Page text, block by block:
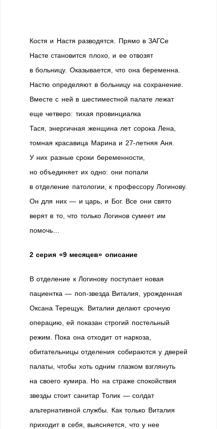
Костя и Настя разводятся. Прямо в ЗАГСе
Насте становится плохо, и ее отвозят
в больницу. Оказывается, что она беременна.
Настю определяют в больницу на сохранение.
Вместе с ней в шестиместной палате лежат
еще четверо: тихая провинциалка
Тася, энергичная женщина лет сорока Лена,
томная красавица Марина и 27-летняя Аня.
У них разные сроки беременности,
но объединяет их одно: они попали
в отделение патологии, к профессору Логинову.
Он для них — и царь, и Бог. Все они свято
верят в то, что только Логинов сумеет им
помочь…
2 серия «9 месяцев» описание
В отделение к Логинову поступает новая
пациентка — поп-звезда Виталия, урожденная
Оксана Терещук. Виталии делают срочную
операцию, ей показан строгий постельный
режим. Пока она отходит от наркоза,
обитательницы отделения собираются у дверей
палаты, чтобы хоть одним глазком взглянуть
на своего кумира. Но на страже спокойствия
звезды стоит санитар Толик — солдат
альтернативной службы. Как только Виталия
приходит в себя, выясняется, что у нее